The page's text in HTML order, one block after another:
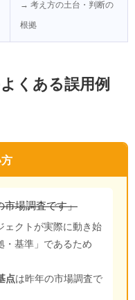
→ 考え方の土台・判断の
根拠
くある誤用例
市場調査です」
ェクトが実際に動き始
・基準」であるため
点は昨年の市場調査で